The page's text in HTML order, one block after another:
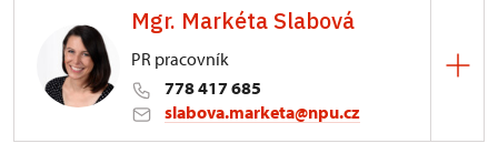
Mgr. Markéta Slabová
PR pracovník
778 417 685
slabova.marketa@npu.cz